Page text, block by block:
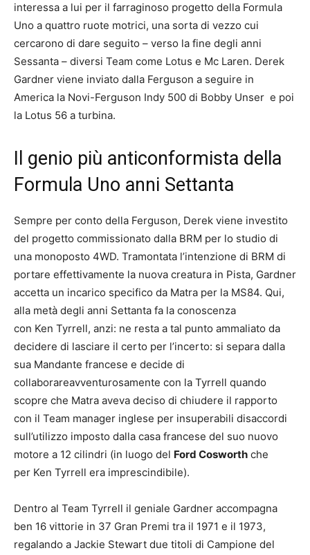
interessa a lui per il farraginoso progetto della Formula
Uno a quattro ruote motrici, una sorta di vezzo cui
cercarono di dare seguito – verso la fine degli anni
Sessanta – diversi Team come Lotus e Mc Laren. Derek
Gardner viene inviato dalla Ferguson a seguire in
America la Novi-Ferguson Indy 500 di Bobby Unser e poi
la Lotus 56 a turbina.
Il genio più anticonformista della
Formula Uno anni Settanta
Sempre per conto della Ferguson, Derek viene investito
del progetto commissionato dalla BRM per lo studio di
una monoposto 4WD. Tramontata l’intenzione di BRM di
portare effettivamente la nuova creatura in Pista, Gardner
accetta un incarico specifico da Matra per la MS84. Qui,
alla metà degli anni Settanta fa la conoscenza
con Ken Tyrrell, anzi: ne resta a tal punto ammaliato da
decidere di lasciare il certo per l’incerto: si separa dalla
sua Mandante francese e decide di
collaborareavventurosamente con la Tyrrell quando
scopre che Matra aveva deciso di chiudere il rapporto
con il Team manager inglese per insuperabili disaccordi
sull’utilizzo imposto dalla casa francese del suo nuovo
motore a 12 cilindri (in luogo del Ford Cosworth che
per Ken Tyrrell era imprescindibile).
Dentro al Team Tyrrell il geniale Gardner accompagna
ben 16 vittorie in 37 Gran Premi tra il 1971 e il 1973,
regalando a Jackie Stewart due titoli di Campione del